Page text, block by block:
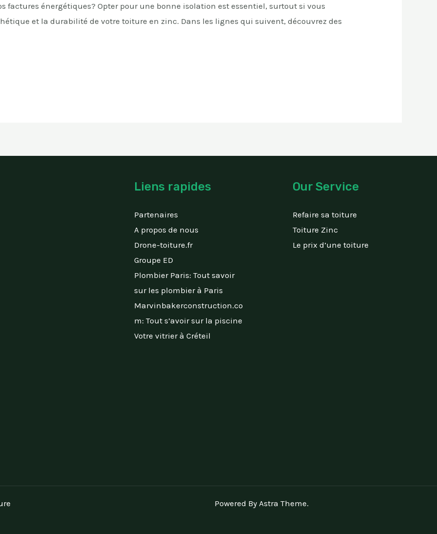
factures énergétiques? Opter pour une bonne isolation est essentiel, surtout si vous
et la durabilité de votre toiture en zinc. Dans les lignes qui suivent, découvrez des
Liens rapides
Partenaires
A propos de nous
Drone-toiture.fr
Groupe ED
Plombier Paris: Tout savoir
sur les plombier à Paris
Marvinbakerconstruction.co
m: Tout s’avoir sur la piscine
Votre vitrier à Créteil
Our Service
Refaire sa toiture
Toiture Zinc
Le prix d’une toiture
Powered By Astra Theme.